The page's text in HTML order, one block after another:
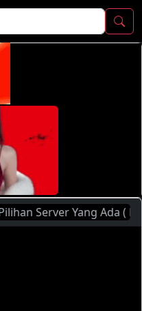
Yang Ada (